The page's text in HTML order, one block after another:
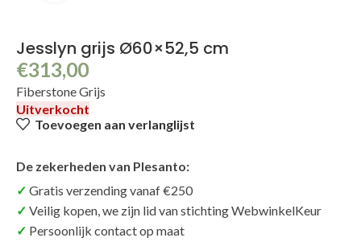
Jesslyn grijs Ø60×52,5 cm
€313,00
Fiberstone Grijs
Uitverkocht
Toevoegen aan verlanglijst
De zekerheden van Plesanto:
Gratis verzending vanaf €250
Veilig kopen, we zijn lid van stichting WebwinkelKeur
Persoonlijk contact op maat